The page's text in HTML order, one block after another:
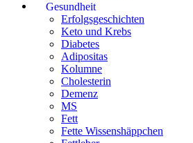
Gesundheit
Erfolgsgeschichten
Keto und Krebs
Diabetes
Adipositas
Kolumne
Cholesterin
Demenz
MS
Fett
Fette Wissenshäppchen